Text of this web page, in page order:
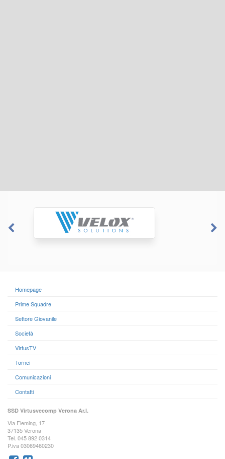
Homepage
Prime Squadre
Settore Giovanile
Società
VirtusTV
Tornei
Comunicazioni
Contatti
SSD Virtusvecomp Verona Ar.l.
Via Fleming, 17
37135 Verona
Tel. 045 892 0314
P.iva 03069460230